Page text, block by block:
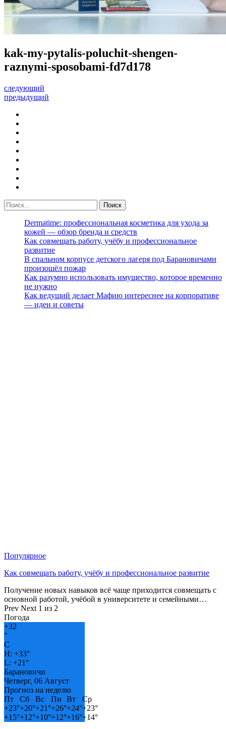
kak-my-pytalis-poluchit-shengen-
raznymi-sposobami-fd7d178
следующий
предыдущий
Dermatime: профессиональная косметика для ухода за
кожей — обзор бренда и средств
Как совмещать работу, учёбу и профессиональное
развитие
В спальном корпусе детского лагеря под Барановичами
произошёл пожар
Как разумно использовать имущество, которое временно
не нужно
Как ведущий делает Мафию интереснее на корпоративе
— идеи и советы
Популярное
Как совмещать работу, учёбу и профессиональное развитие
Получение новых навыков всё чаще приходится совмещать с
основной работой, учёбой в университете и семейными…
Prev Next 1 из 2
Погода
+32
°
C
H: +33°
L: +21°
Барановичи
Четверг, 06 Август
Прогноз на неделю
Пт
Сб Вс Пн Вт
Ср
+23°+20°+21°+26°+24°+23°
+15°+12°+10°+12°+16°+14°